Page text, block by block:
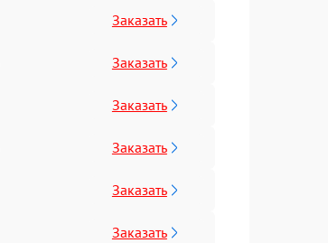
Заказать
Заказать
Заказать
Заказать
Заказать
Заказать